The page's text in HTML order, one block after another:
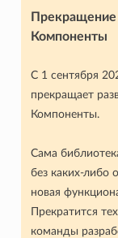
Прекращение
Компоненты
С 1 сентября
прекращает
Компоненты.
Сама
без каких-либо
новая
Прекратится
команды